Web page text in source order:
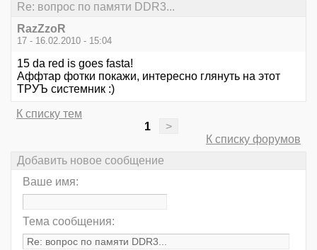
Re: вопрос по памяти DDR3...
RazZzoR
17 - 16.02.2010 - 15:04
15 da red is goes fasta!
Аффтар фотки покажи, интересно глянуть на этот
ТРУЪ системник :)
К списку тем
1
>
К списку форумов
Добавить новое сообщение
Ваше имя:
Тема сообщения: